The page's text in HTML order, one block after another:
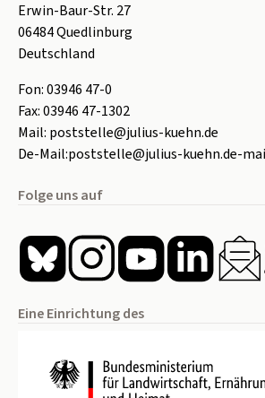
Erwin-Baur-Str. 27
06484Quedlinburg
Deutschland
Fon:03946 47-0
Fax:03946 47-1302
Mail: poststelle@julius-kuehn.de
De-Mail:poststelle@julius-kuehn.de-
Folge uns auf
Eine Einrichtung des